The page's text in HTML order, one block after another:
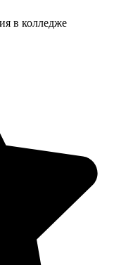
в колледже